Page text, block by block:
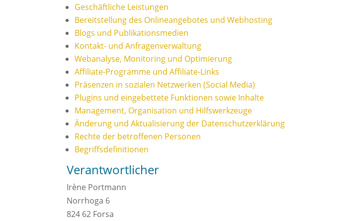
Geschäftliche Leistungen
Bereitstellung des Onlineangebotes und Webhosting
Blogs und Publikationsmedien
Kontakt- und Anfragenverwaltung
Webanalyse, Monitoring und Optimierung
Affiliate-Programme und Affiliate-Links
Präsenzen in sozialen Netzwerken (Social Media)
Plugins und eingebettete Funktionen sowie Inhalte
Management, Organisation und Hilfswerkzeuge
Änderung und Aktualisierung der Datenschutzerklärung
Rechte der betroffenen Personen
Begriffsdefinitionen
Verantwortlicher
Irène Portmann
Norrhoga 6
824 62 Forsa